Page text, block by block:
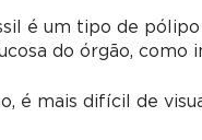
é um tipo de
do órgão, como
é mais difícil de